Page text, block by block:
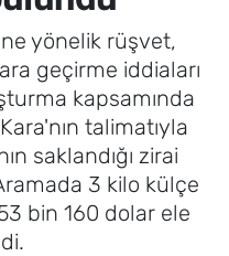
yönelik rüşvet,
geçirme iddiaları
kapsamında
talimatıyla
saklandığı zirai
3 kilo külçe
bin 160 dolar ele